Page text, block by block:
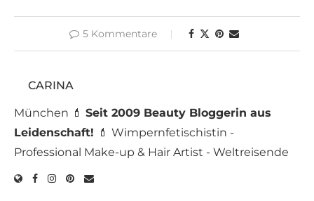
5 Kommentare
CARINA
München 💄 Seit 2009 Beauty Bloggerin aus
Leidenschaft! 💄 Wimpernfetischistin -
Professional Make-up & Hair Artist - Weltreisende